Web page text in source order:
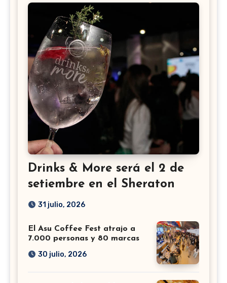
Drinks & More será el 2 de
setiembre en el Sheraton
31 julio, 2026
El Asu Coffee Fest atrajo a
7.000 personas y 80 marcas
30 julio, 2026